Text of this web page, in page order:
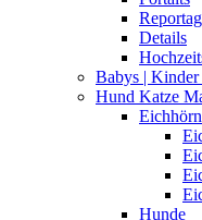
Details
Babys | Kinder
Hund Katze
Hunde